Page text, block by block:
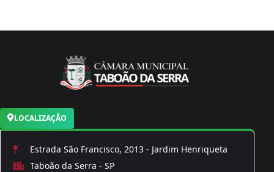
LOCALIZAÇÃO
Estrada São Francisco, 2013 - Jardim Henriqueta
Taboão da Serra - SP